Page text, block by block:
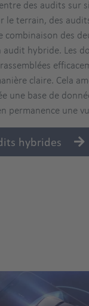
des audits sur
le terrain, des
combinaison des
hybride. Les
claire. Cela
une base de
permanence une
hybrides